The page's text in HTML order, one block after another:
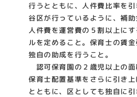
行うとともに、人件費比率を
谷区が行っているように、補
人件費を運営費の５割以上に
ルを定めること。保育士の賃
独自の助成を行うこと。
認可保育園の２歳児以上の
保育士配置基準をさらに引き
とともに、区としても独自に引